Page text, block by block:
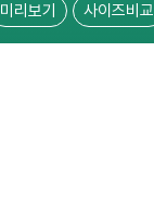
미리보기 사이즈비교